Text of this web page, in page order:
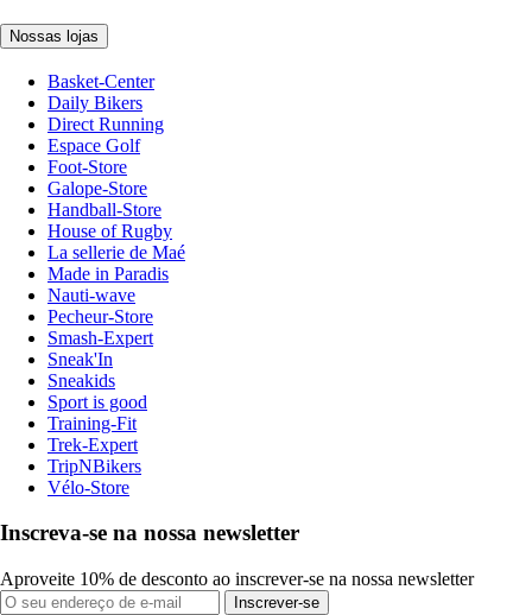
Nossas lojas
Basket-Center
Daily Bikers
Direct Running
Espace Golf
Foot-Store
Galope-Store
Handball-Store
House of Rugby
La sellerie de Maé
Made in Paradis
Nauti-wave
Pecheur-Store
Smash-Expert
Sneak'In
Sneakids
Sport is good
Training-Fit
Trek-Expert
TripNBikers
Vélo-Store
Inscreva-se na nossa newsletter
Aproveite 10% de desconto ao inscrever-se na nossa newsletter
Inscrever-se